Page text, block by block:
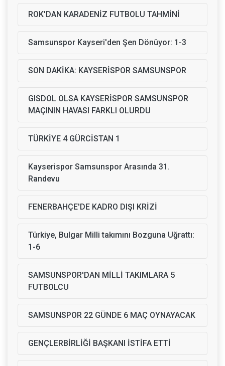
ROK'DAN KARADENİZ FUTBOLU TAHMİNİ
Samsunspor Kayseri'den Şen Dönüyor: 1-3
SON DAKİKA: KAYSERİSPOR SAMSUNSPOR
GISDOL OLSA KAYSERİSPOR SAMSUNSPOR
MAÇININ HAVASI FARKLI OLURDU
TÜRKİYE 4 GÜRCİSTAN 1
Kayserispor Samsunspor Arasında 31.
Randevu
FENERBAHÇE'DE KADRO DIŞI KRİZİ
Türkiye, Bulgar Milli takımını Bozguna Uğrattı:
1-6
SAMSUNSPOR'DAN MİLLİ TAKIMLARA 5
FUTBOLCU
SAMSUNSPOR 22 GÜNDE 6 MAÇ OYNAYACAK
GENÇLERBİRLİĞİ BAŞKANI İSTİFA ETTİ